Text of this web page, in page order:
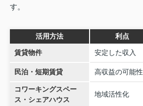
す。
活用方法 利点
賃貸物件 安定した収入
民泊・短期賃貸 高収益の可能性
コワーキングスペー
ス・シェアハウス
地域活性化